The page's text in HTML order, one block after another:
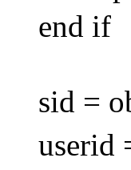
end if
sid =
userid